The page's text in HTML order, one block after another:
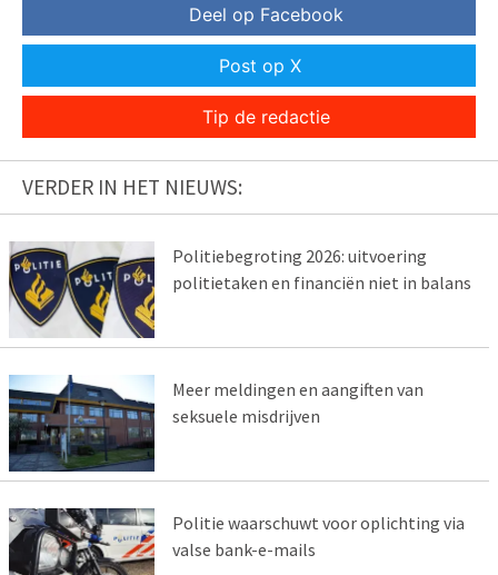
Deel op Facebook
Post op X
Tip de redactie
VERDER IN HET NIEUWS:
Politiebegroting 2026: uitvoering
politietaken en financiën niet in balans
Meer meldingen en aangiften van
seksuele misdrijven
Politie waarschuwt voor oplichting via
valse bank-e-mails